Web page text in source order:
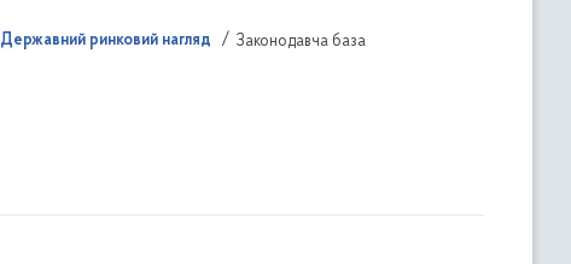
Державний ринковий нагляд Законодавча база